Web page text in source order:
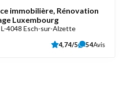
immobilière, Rénovation
Luxembourg
4048 Esch-sur-Alzette
4,74/5 54Avis